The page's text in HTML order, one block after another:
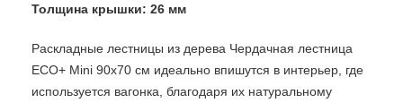
Толщина крышки: 26 мм
Раскладные лестницы из дерева Чердачная лестница
ECO+ Mini 90х70 см идеально впишутся в интерьер, где
используется вагонка, благодаря их натуральному